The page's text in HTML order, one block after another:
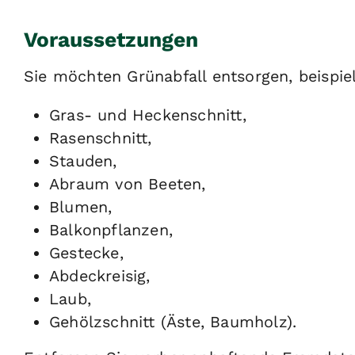
Voraussetzungen
Sie möchten Grünabfall entsorgen,
Gras- und Heckenschnitt,
Rasenschnitt,
Stauden,
Abraum von Beeten,
Blumen,
Balkonpflanzen,
Gestecke,
Abdeckreisig,
Laub,
Gehölzschnitt (Äste, Baumholz).